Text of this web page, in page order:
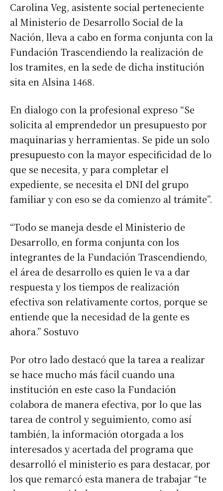
Suscribirme gratis
Dirección de correo electrónico*
Nombre
Carolina Veg, asistente social perteneciente
al Ministerio de Desarrollo Social de la
Nación, lleva a cabo en forma conjunta con la
Fundación Trascendiendo la realización de
los tramites, en la sede de dicha institución
sita en Alsina 1468.
En dialogo con la profesional expreso “Se
solicita al emprendedor un presupuesto por
maquinarias y herramientas. Se pide un solo
presupuesto con la mayor especificidad de lo
que se necesita, y para completar el
expediente, se necesita el DNI del grupo
familiar y con eso se da comienzo al trámite”.
“Todo se maneja desde el Ministerio de
Desarrollo, en forma conjunta con los
integrantes de la Fundación Trascendiendo,
el área de desarrollo es quien le va a dar
respuesta y los tiempos de realización
efectiva son relativamente cortos, porque se
entiende que la necesidad de la gente es
ahora.” Sostuvo
Por otro lado destacó que la tarea a realizar
se hace mucho más fácil cuando una
institución en este caso la Fundación
colabora de manera efectiva, por lo que las
tarea de control y seguimiento, como así
también, la información otorgada a los
interesados y acertada del programa que
desarrolló el ministerio es para destacar, por
los que remarcó esta manera de trabajar “te